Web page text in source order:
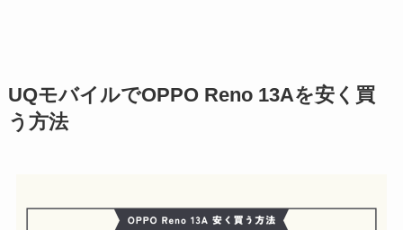
UQモバイルでOPPO Reno 13Aを安く買
う方法